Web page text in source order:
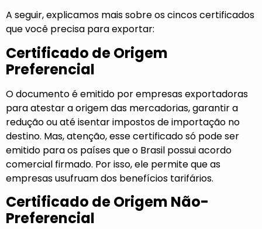
A seguir, explicamos mais sobre os cincos certificados
que você precisa para exportar:
Certificado de Origem
Preferencial
O documento é emitido por empresas exportadoras
para atestar a origem das mercadorias, garantir a
redução ou até isentar impostos de importação no
destino. Mas, atenção, esse certificado só pode ser
emitido para os países que o Brasil possui acordo
comercial firmado. Por isso, ele permite que as
empresas usufruam dos benefícios tarifários.
Certificado de Origem Não-
Preferencial